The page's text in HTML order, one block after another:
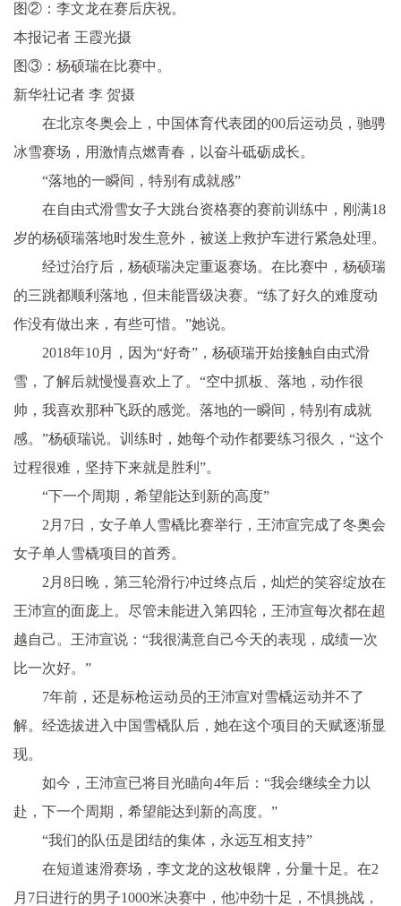
图②：李文龙在赛后庆祝。
本报记者 王霞光摄
图③：杨硕瑞在比赛中。
新华社记者 李 贺摄
在北京冬奥会上，中国体育代表团的00后运动员，驰骋
冰雪赛场，用激情点燃青春，以奋斗砥砺成长。
“落地的一瞬间，特别有成就感”
在自由式滑雪女子大跳台资格赛的赛前训练中，刚满18
岁的杨硕瑞落地时发生意外，被送上救护车进行紧急处理。
经过治疗后，杨硕瑞决定重返赛场。在比赛中，杨硕瑞
的三跳都顺利落地，但未能晋级决赛。“练了好久的难度动
作没有做出来，有些可惜。”她说。
2018年10月，因为“好奇”，杨硕瑞开始接触自由式滑
雪，了解后就慢慢喜欢上了。“空中抓板、落地，动作很
帅，我喜欢那种飞跃的感觉。落地的一瞬间，特别有成就
感。”杨硕瑞说。训练时，她每个动作都要练习很久，“这个
过程很难，坚持下来就是胜利”。
“下一个周期，希望能达到新的高度”
2月7日，女子单人雪橇比赛举行，王沛宣完成了冬奥会
女子单人雪橇项目的首秀。
2月8日晚，第三轮滑行冲过终点后，灿烂的笑容绽放在
王沛宣的面庞上。尽管未能进入第四轮，王沛宣每次都在超
越自己。王沛宣说：“我很满意自己今天的表现，成绩一次
比一次好。”
7年前，还是标枪运动员的王沛宣对雪橇运动并不了
解。经选拔进入中国雪橇队后，她在这个项目的天赋逐渐显
现。
如今，王沛宣已将目光瞄向4年后：“我会继续全力以
赴，下一个周期，希望能达到新的高度。”
“我们的队伍是团结的集体，永远互相支持”
在短道速滑赛场，李文龙的这枚银牌，分量十足。在2
月7日进行的男子1000米决赛中，他冲劲十足，不惧挑战，